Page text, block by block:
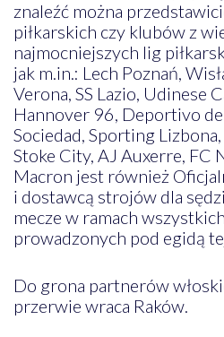
znaleźć można
piłkarskich czy klubów z
najmocniejszych lig
jak m.in.: Lech Poznań,
Verona, SS Lazio, Udinese
Hannover 96, Deportivo de
Sociedad, Sporting
Stoke City, AJ Auxerre, FC
Macron jest również
i dostawcą strojów dla
mecze w ramach
prowadzonych pod egidą
Do grona partnerów
przerwie wraca Raków.